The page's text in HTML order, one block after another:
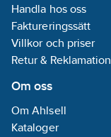
Handla hos oss
Faktureringssätt
Villkor och priser
Retur & Reklamation
Om oss
Om Ahlsell
Kataloger